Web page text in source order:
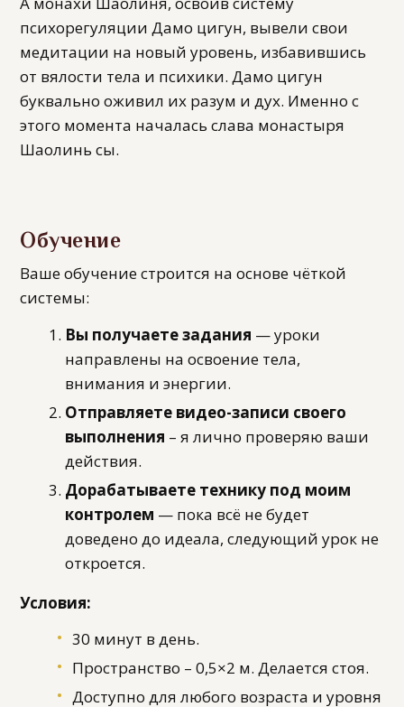
психорегуляции Дамо цигун, вывели свои
медитации на новый уровень, избавившись
от вялости тела и психики. Дамо цигун
буквально оживил их разум и дух. Именно с
этого момента началась слава монастыря
Шаолинь сы.
Обучение
Ваше обучение строится на основе чёткой
системы:
Вы получаете задания — уроки
направлены на освоение тела,
внимания и энергии.
Отправляете видео-записи своего
выполнения – я лично проверяю ваши
действия.
Дорабатываете технику под моим
контролем — пока всё не будет
доведено до идеала, следующий урок не
откроется.
Условия:
30 минут в день.
Пространство – 0,5×2 м. Делается стоя.
Доступно для любого возраста и уровня